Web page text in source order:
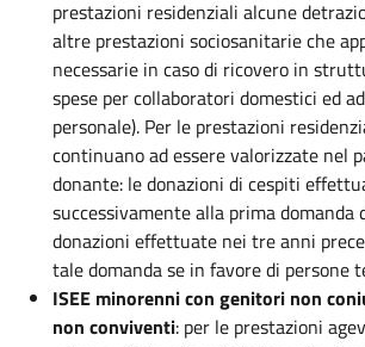
prestazioni residenziali alcune
altre prestazioni sociosanitarie che
necessarie in caso di ricovero in
spese per collaboratori domestici ed
personale). Per le prestazioni
continuano ad essere valorizzate nel
donante: le donazioni di cespiti
successivamente alla prima domanda
donazioni effettuate nei tre anni
tale domanda se in favore di persone
ISEE minorenni con genitori non
non conviventi: per le prestazioni